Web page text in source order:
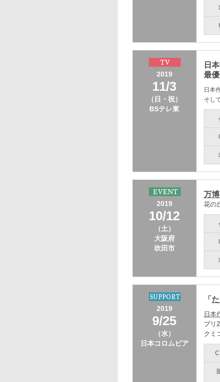
2019
11/3
（日・祝）
BSテレ東
日
最
日本
そし
2019
10/12
（土）
大阪府
吹田市
万
花の
2019
9/25
（水）
日本コロムビア
「
日本
プリ
クミ